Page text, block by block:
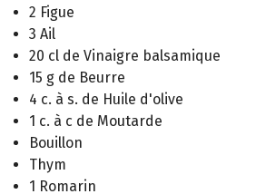
2 Figue
3 Ail
20 cl de Vinaigre balsamique
15 g de Beurre
4 c. à s. de Huile d'olive
1 c. à c de Moutarde
Bouillon
Thym
1 Romarin